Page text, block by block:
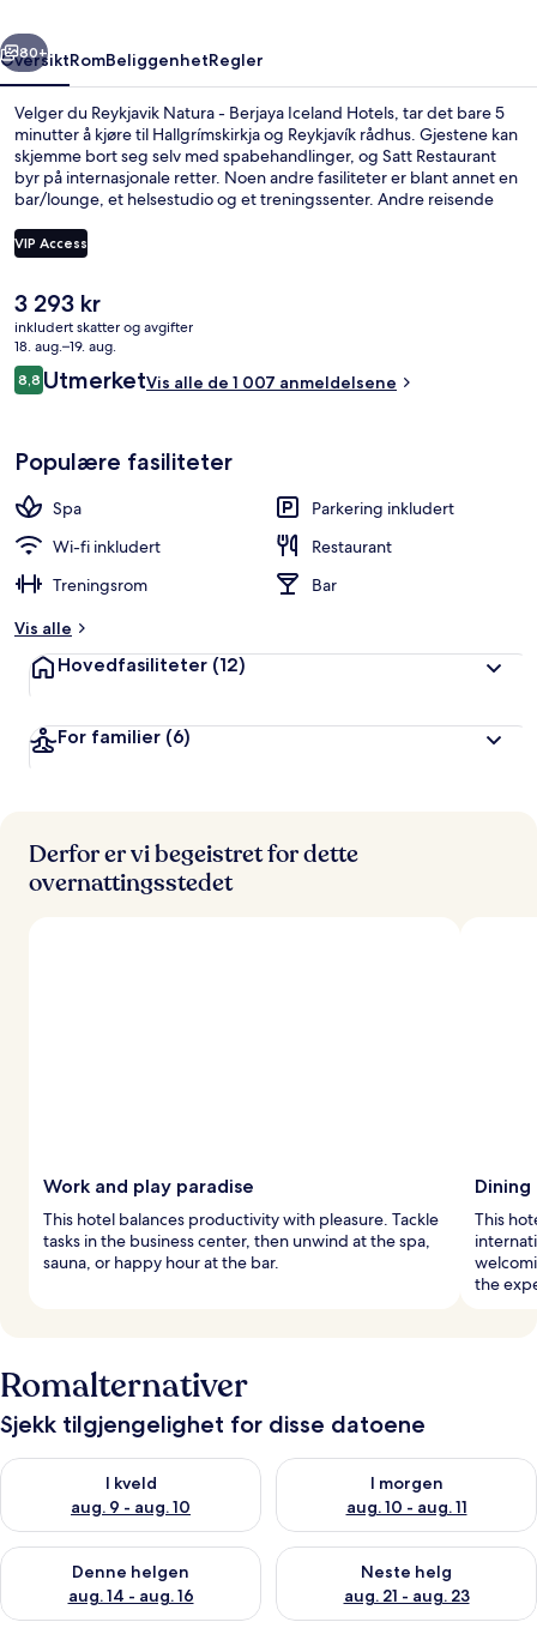
Neste
80+
OversiktRomBeliggenhetRegler
Velger du Reykjavik Natura - Berjaya Iceland Hotels, tar det bare 5
minutter å kjøre til Hallgrímskirkja og Reykjavík rådhus. Gjestene kan
skjemme bort seg selv med spabehandlinger, og Satt Restaurant
byr på internasjonale retter. Noen andre fasiliteter er blant annet en
bar/lounge, et helsestudio og et treningssenter. Andre reisende
VIP Access
Den
nåværende
prisen
er
3 293 kr
3 293 kr
inkludert skatter og avgifter
18. aug.–19. aug.
Anmeldelser
8,88,8 av 10 –
UtmerketVis alle de 1 007 anmeldelsene
Populære fasiliteter
Spa
Parkering inkludert
Wi-fi inkludert
Restaurant
Treningsrom
Bar
Vis alle
Hovedfasiliteter (12)
For familier (6)
Derfor er vi begeistret for dette
overnattingsstedet
Work and play paradise
This hotel balances productivity with pleasure. Tackle
tasks in the business center, then unwind at the spa,
sauna, or happy hour at the bar.
This
the
Romalternativer
Sjekk tilgjengelighet for disse datoene
I kveld
aug. 9 - aug. 10
Sjekk tilgjengelighet for i kveld, aug. 9 - aug. 10
I morgen
aug. 10 - aug. 11
Sjekk tilgjengelighet for i
Denne helgen
aug. 14 - aug. 16
Sjekk tilgjengelighet for denne helgen, aug. 14 - aug. 16
Neste helg
aug. 21 - aug. 23
Sjekk tilgjengelighet for